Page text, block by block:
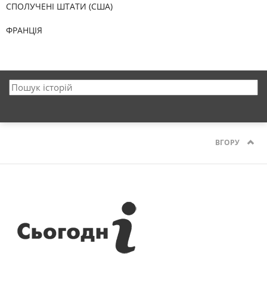
СПОЛУЧЕНІ ШТАТИ (США)
ФРАНЦІЯ
ВГОРУ